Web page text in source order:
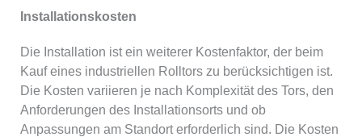
Installationskosten
Die Installation ist ein weiterer Kostenfaktor, der beim
Kauf eines industriellen Rolltors zu berücksichtigen ist.
Die Kosten variieren je nach Komplexität des Tors, den
Anforderungen des Installationsorts und ob
Anpassungen am Standort erforderlich sind. Die Kosten